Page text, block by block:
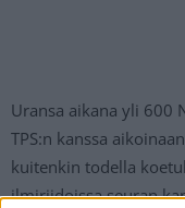
Uransa aikana yli 600
TPS:n kanssa
kuitenkin todella
ilmiriidoissa seuran